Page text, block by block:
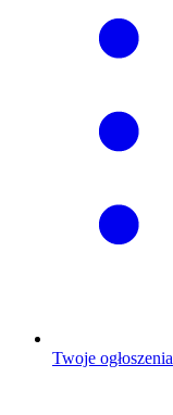
Twoje ogłoszenia